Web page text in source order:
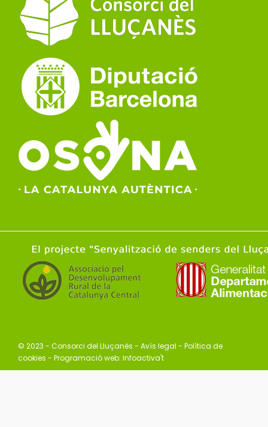
© 2023 - Consorci del Lluçanès - Avís legal - Política de
cookies - Programació web: Infoactiva't